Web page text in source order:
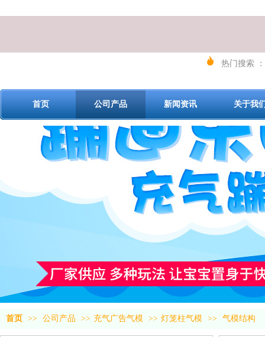
热门搜索 ：
首页 公司产品 新闻资讯 关于我
首页 >> 公司产品 >> 充气广告气模 >> 灯笼柱气模 >> 气模结构